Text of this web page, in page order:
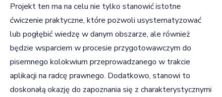
Projekt ten ma na celu nie tylko stanowić istotne
ćwiczenie praktyczne, które pozwoli usystematyzować
lub pogłębić wiedzę w danym obszarze, ale również
będzie wsparciem w procesie przygotowawczym do
pisemnego kolokwium przeprowadzanego w trakcie
aplikacji na radcę prawnego. Dodatkowo, stanowi to
doskonałą okazję do zapoznania się z charakterystycznymi